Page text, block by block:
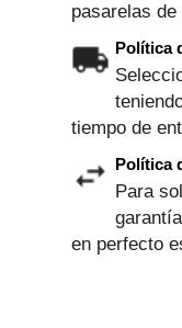
pasarelas
Política
tiempo de
Política
Para
en perfecto